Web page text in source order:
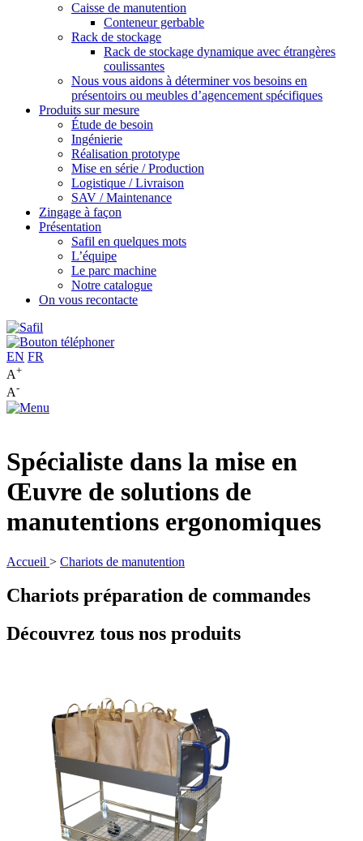
Caisse de manutention
Conteneur gerbable
Rack de stockage
Rack de stockage dynamique avec étrangères
coulissantes
Nous vous aidons à déterminer vos besoins en
présentoirs ou meubles d’agencement spécifiques
Produits sur mesure
Étude de besoin
Ingénierie
Réalisation prototype
Mise en série / Production
Logistique / Livraison
SAV / Maintenance
Zingage à façon
Présentation
Safil en quelques mots
L’équipe
Le parc machine
Notre catalogue
On vous recontacte
EN FR
A+
A-
Spécialiste dans la mise en
Œuvre de solutions de
manutentions ergonomiques
Accueil > Chariots de manutention
Chariots préparation de commandes
Découvrez tous nos produits